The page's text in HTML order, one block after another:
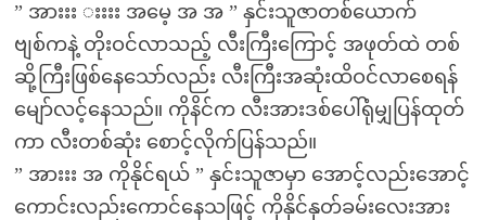
” အားးး းးးး အမေ့ အ အ ” နှင်းသူဇာတစ်ယောက်
ဗျစ်ကနဲ့ တိုးဝင်လာသည့် လီးကြီးကြောင့် အဖုတ်ထဲ တစ်
ဆို့ကြီးဖြစ်နေသော်လည်း လီးကြီးအဆုံးထိဝင်လာစေရန်
မျော်လင့်နေသည်။ ကိုနိင်က လီးအားဒစ်ပေါ်ရုံမျှပြန်ထုတ်
ကာ လီးတစ်ဆုံး စောင့်လိုက်ပြန်သည်။
” အားးး အ ကိုနိုင်ရယ် ” နှင်းသူဇာမှာ အောင့်လည်းအောင့်
ကောင်းလည်းကောင်နေသဖြင့် ကိုနိုင်နုတ်ခမ်းလေးအား